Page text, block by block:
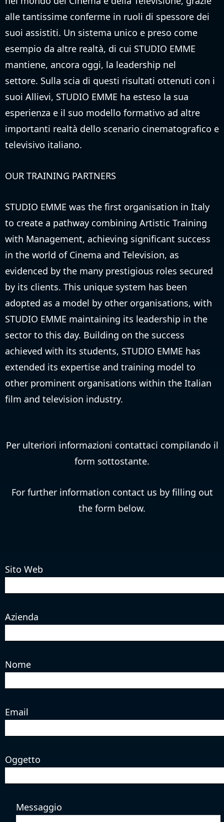
alle tantissime conferme in ruoli di spessore dei
suoi assistiti. Un sistema unico e preso come
esempio da altre realtà, di cui STUDIO EMME
mantiene, ancora oggi, la leadership nel
settore. Sulla scia di questi risultati ottenuti con i
suoi Allievi, STUDIO EMME ha esteso la sua
esperienza e il suo modello formativo ad altre
importanti realtà dello scenario cinematografico e
televisivo italiano.
OUR TRAINING PARTNERS
STUDIO EMME was the first organisation in Italy
to create a pathway combining Artistic Training
with Management, achieving significant success
in the world of Cinema and Television, as
evidenced by the many prestigious roles secured
by its clients. This unique system has been
adopted as a model by other organisations, with
STUDIO EMME maintaining its leadership in the
sector to this day. Building on the success
achieved with its students, STUDIO EMME has
extended its expertise and training model to
other prominent organisations within the Italian
film and television industry.
Per ulteriori informazioni contattaci compilando il
form sottostante.
For further information contact us by filling out
the form below.
Sito Web
Azienda
Nome
Email
Oggetto
Messaggio